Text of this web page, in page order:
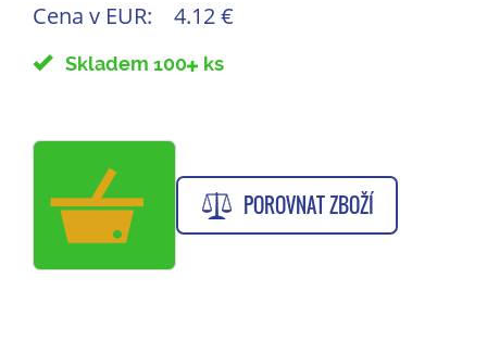
Cena v EUR: 4.12 €
Skladem 100 ks
POROVNAT ZBOŽÍ